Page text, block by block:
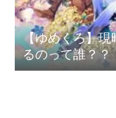
【ゆめくろ】現
るのって誰？？